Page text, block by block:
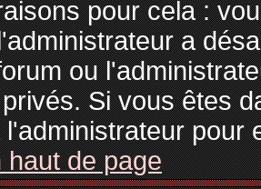
pour cela :
a
ou
Si vous êtes
pour
haut de page